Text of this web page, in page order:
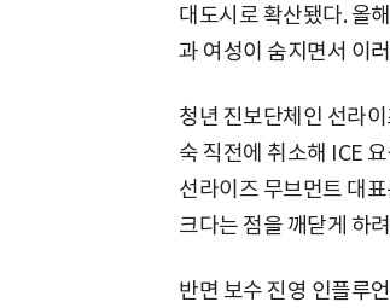
대도시로 확산됐다. 올
과 여성이 숨지면서 이
청년 진보단체인 선라
숙 직전에 취소해 ICE
선라이즈 무브먼트 대
크다는 점을 깨닫게 하
반면 보수 진영 인플루